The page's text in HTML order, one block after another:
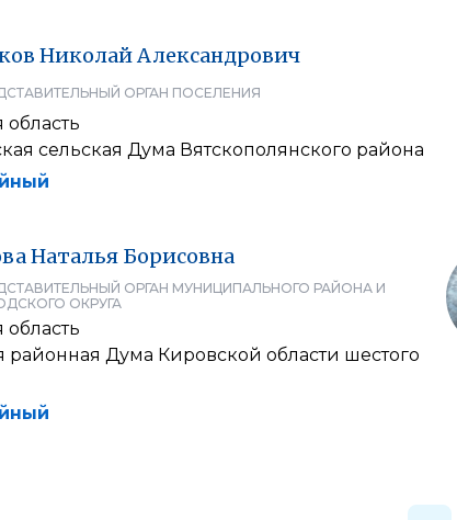
НиколайАлександрович
ОРГАН ПОСЕЛЕНИЯ
область
сельская Дума Вятскополянского района
Наталья Борисовна
ОРГАН МУНИЦИПАЛЬНОГО РАЙОНА И
ОКРУГА
область
районная Дума Кировской области шестого